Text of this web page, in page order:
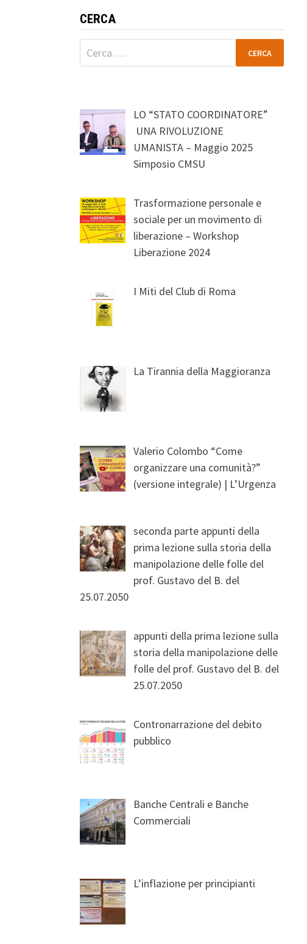
CERCA
Ricerca
per:
LO “STATO COORDINATORE”
UNA RIVOLUZIONE
UMANISTA – Maggio 2025
Simposio CMSU
Trasformazione personale e
sociale per un movimento di
liberazione – Workshop
Liberazione 2024
I Miti del Club di Roma
La Tirannia della Maggioranza
Valerio Colombo “Come
organizzare una comunità?”
(versione integrale) | L’Urgenza
seconda parte appunti della
prima lezione sulla storia della
manipolazione delle folle del
prof. Gustavo del B. del
25.07.2050
appunti della prima lezione sulla
storia della manipolazione delle
folle del prof. Gustavo del B. del
25.07.2050
Contronarrazione del debito
pubblico
Banche Centrali e Banche
Commerciali
L’inflazione per principianti